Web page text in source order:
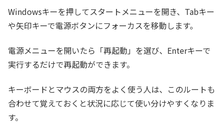
Windowsキーを押してスタートメニューを開き、Tabキー
や矢印キーで電源ボタンにフォーカスを移動します。
電源メニューを開いたら「再起動」を選び、Enterキーで
実行するだけで再起動ができます。
キーボードとマウスの両方をよく使う人は、このルートも
合わせて覚えておくと状況に応じて使い分けやすくなりま
す。